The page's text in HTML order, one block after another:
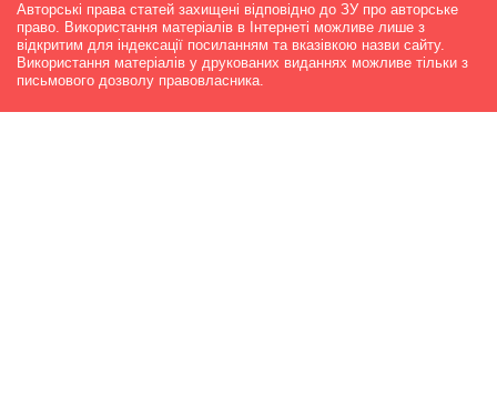
Авторські права статей захищені відповідно до ЗУ про авторське
право. Використання матеріалів в Інтернеті можливе лише з
відкритим для індексації посиланням та вказівкою назви сайту.
Використання матеріалів у друкованих виданнях можливе тільки з
письмового дозволу правовласника.